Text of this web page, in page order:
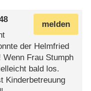
melden
der Helmfried
Frau Stumph
bald los.
Kinderbetreuung